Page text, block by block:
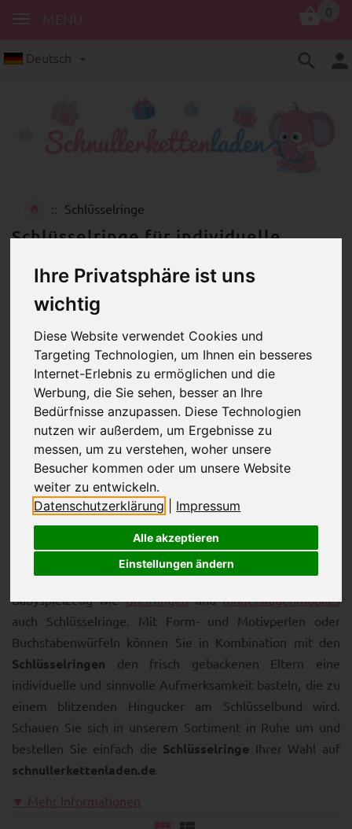
Ihre Privatsphäre ist uns
wichtig
Diese Website verwendet Cookies und
Targeting Technologien, um Ihnen ein besseres
Internet-Erlebnis zu ermöglichen und die
Werbung, die Sie sehen, besser an Ihre
Bedürfnisse anzupassen. Diese Technologien
nutzen wir außerdem, um Ergebnisse zu
messen, um zu verstehen, woher unsere
Besucher kommen oder um unsere Website
weiter zu entwickeln.
Datenschutzerklärung
Impressum
Alle akzeptieren
Einstellungen ändern
Deutsch
Schlüsselringe
Schlüsselringe für individuelle
Möchten Sie anlässlich einer Geburt, Taufe oder auch
eines Geburtstags etwas Besonderes verschenken? Die
Idee mit dem Windel-Abo oder Buch hatten schon drei
Leute vor Ihnen, wieso also nicht etwas Kleines und
Individuelles schenken, was von Herzen kommt und direkt
für die Eltern gedacht ist? ImSchnullerkettenladenfinden
Sie neben Bastelmaterialien für die Herstellung von
Babyspielzeug wieGreiflingenundKinderwagenmobiles
auch Schlüsselringe. Mit Form- und Motivperlen oder
Buchstabenwürfeln können Sie in Kombination mit den
Schlüsselringen den frisch gebackenen Eltern eine
individuelle und sinnvolle Aufmerksamkeit basteln, die zu
einem blitzenden Hingucker am Schlüsselbund wird.
Schauen Sie sich in unserem Sortiment in Ruhe um und
bestellen Sie einfach die Schlüsselringe Ihrer Wahl auf
schnullerkettenladen.de
▼ Mehr Informationen